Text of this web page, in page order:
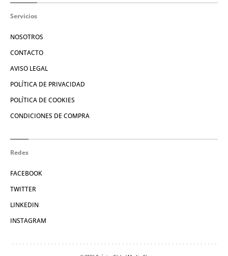
Servicios
NOSOTROS
CONTACTO
AVISO LEGAL
POLÍTICA DE PRIVACIDAD
POLÍTICA DE COOKIES
CONDICIONES DE COMPRA
Redes
FACEBOOK
TWITTER
LINKEDIN
INSTAGRAM